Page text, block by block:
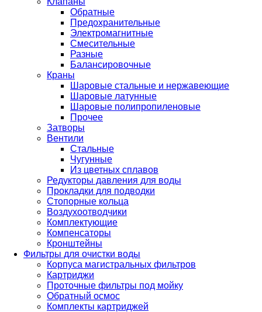
Обратные
Предохранительные
Электромагнитные
Смесительные
Разные
Балансировочные
Краны
Шаровые стальные и нержавеющие
Шаровые латунные
Шаровые полипропиленовые
Прочее
Затворы
Вентили
Стальные
Чугунные
Из цветных сплавов
Редукторы давления для воды
Прокладки для подводки
Стопорные кольца
Воздухоотводчики
Комплектующие
Компенсаторы
Кронштейны
Фильтры для очистки воды
Корпуса магистральных фильтров
Картриджи
Проточные фильтры под мойку
Обратный осмос
Комплекты картриджей